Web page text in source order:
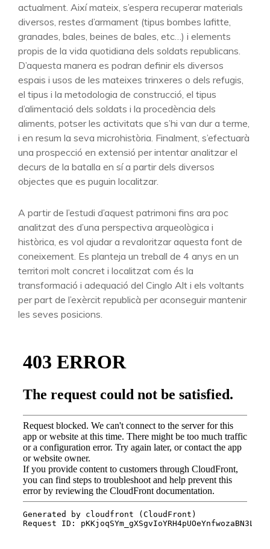
actualment. Així mateix, s’espera recuperar materials
diversos, restes d’armament (tipus bombes lafitte,
granades, bales, beines de bales, etc…) i elements
propis de la vida quotidiana dels soldats republicans.
D’aquesta manera es podran definir els diversos
espais i usos de les mateixes trinxeres o dels refugis,
el tipus i la metodologia de construcció, el tipus
d’alimentació dels soldats i la procedència dels
aliments, potser les activitats que s’hi van dur a terme,
i en resum la seva microhistòria. Finalment, s’efectuarà
una prospecció en extensió per intentar analitzar el
decurs de la batalla en sí a partir dels diversos
objectes que es puguin localitzar.
A partir de l’estudi d’aquest patrimoni fins ara poc
analitzat des d’una perspectiva arqueològica i
històrica, es vol ajudar a revaloritzar aquesta font de
coneixement. Es planteja un treball de 4 anys en un
territori molt concret i localitzat com és la
transformació i adequació del Cinglo Alt i els voltants
per part de l’exèrcit republicà per aconseguir mantenir
les seves posicions.